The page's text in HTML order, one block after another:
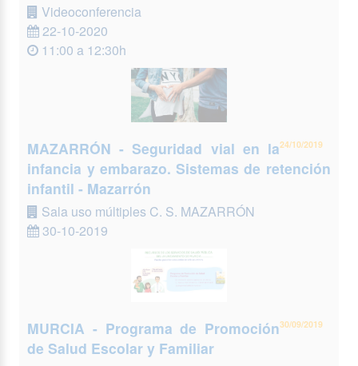
Videoconferencia
22-10-2020
11:00 a 12:30h
24/10/2019
MAZARRÓN - Seguridad vial en la
infancia y embarazo. Sistemas de retención
infantil - Mazarrón
Sala uso múltiples C. S. MAZARRÓN
30-10-2019
30/09/2019
MURCIA - Programa de Promoción
de Salud Escolar y Familiar